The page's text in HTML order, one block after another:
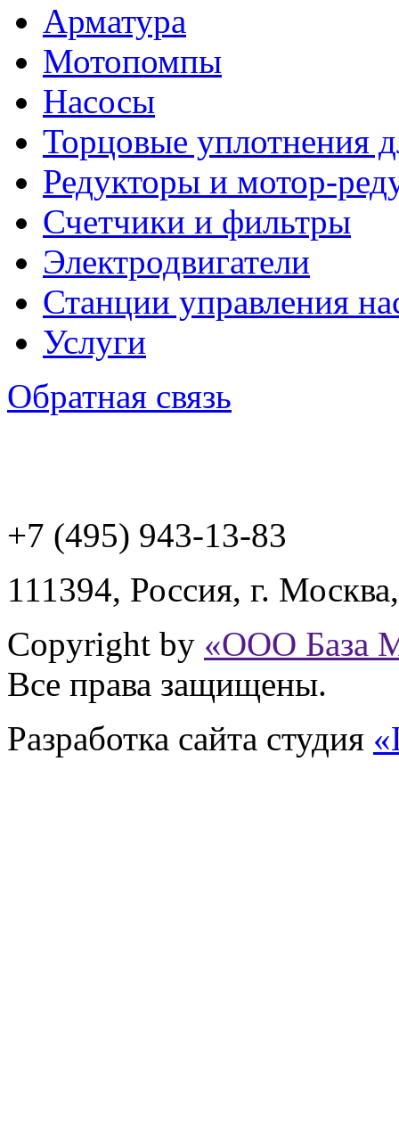
Арматура
Мотопомпы
Насосы
Торцовые уплотнения
Редукторы и мотор-
Счетчики и фильтры
Электродвигатели
Станции управления
Услуги
Обратная связь
+7 (495) 943-13-83
111394, Россия, г. Москва
Copyright by «ООО База
Все права защищены.
Разработка сайта студия